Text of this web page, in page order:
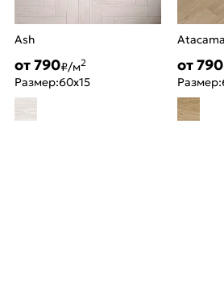
Ash
от 790₽/м2
Размер:60x15
Atacama
от 790
Размер: